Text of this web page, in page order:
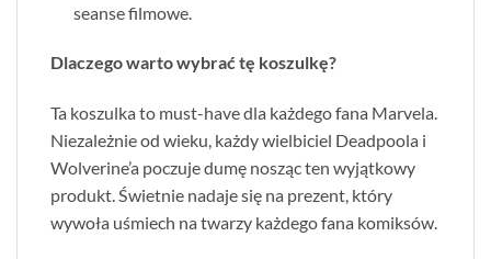
seanse filmowe.
Dlaczego warto wybrać tę koszulkę?
Ta koszulka to must-have dla każdego fana Marvela.
Niezależnie od wieku, każdy wielbiciel Deadpoola i
Wolverine’a poczuje dumę nosząc ten wyjątkowy
produkt. Świetnie nadaje się na prezent, który
wywoła uśmiech na twarzy każdego fana komiksów.